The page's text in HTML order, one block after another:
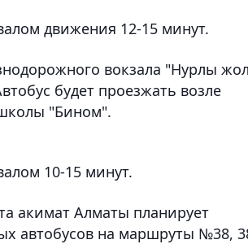
движения 12-15 минут.
вокзала "Нурлы
будет проезжать возле
"Бином".
10-15 минут.
акимат Алматы планирует
автобусов на маршруты №38,